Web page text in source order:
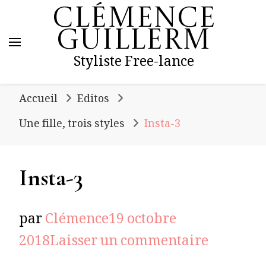
Clémence
Guillerm
Styliste Free-lance
Accueil
Editos
Une fille, trois styles
Insta-3
Insta-3
parClémence19 octobre
2018Laisser un commentaire